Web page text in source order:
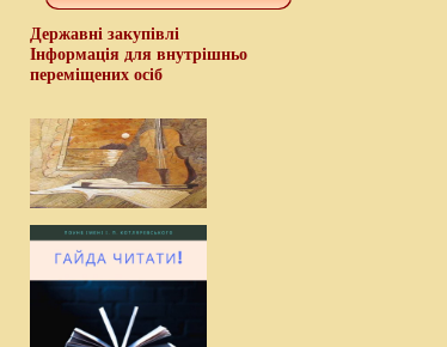
Державні закупівлі
Інформація для внутрішньо
переміщених осіб